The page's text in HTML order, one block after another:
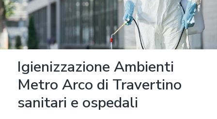
Igienizzazione Ambienti
Metro Arco di Travertino
sanitari e ospedali